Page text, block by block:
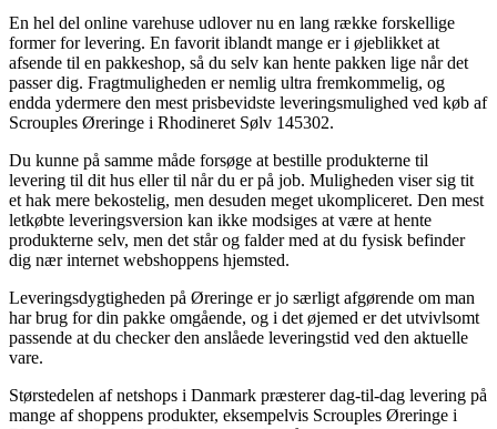
En hel del online varehuse udlover nu en lang række forskellige
former for levering. En favorit iblandt mange er i øjeblikket at
afsende til en pakkeshop, så du selv kan hente pakken lige når det
passer dig. Fragtmuligheden er nemlig ultra fremkommelig, og
endda ydermere den mest prisbevidste leveringsmulighed ved køb af
Scrouples Øreringe i Rhodineret Sølv 145302.
Du kunne på samme måde forsøge at bestille produkterne til
levering til dit hus eller til når du er på job. Muligheden viser sig tit
et hak mere bekostelig, men desuden meget ukompliceret. Den mest
letkøbte leveringsversion kan ikke modsiges at være at hente
produkterne selv, men det står og falder med at du fysisk befinder
dig nær internet webshoppens hjemsted.
Leveringsdygtigheden på Øreringe er jo særligt afgørende om man
har brug for din pakke omgående, og i det øjemed er det utvivlsomt
passende at du checker den anslåede leveringstid ved den aktuelle
vare.
Størstedelen af netshops i Danmark præsterer dag-til-dag levering på
mange af shoppens produkter, eksempelvis Scrouples Øreringe i